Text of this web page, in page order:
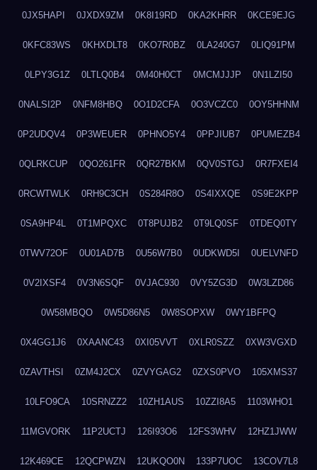
0JX5HAPI 0JXDX9ZM 0K8I19RD 0KA2KHRR 0KCE9EJG
0KFC83WS 0KHXDLT8 0KO7R0BZ 0LA240G7 0LIQ91PM
0LPY3G1Z 0LTLQ0B4 0M40H0CT 0MCMJJJP 0N1LZI50
0NALSI2P 0NFM8HBQ 0O1D2CFA 0O3VCZC0 0OY5HHNM
0P2UDQV4 0P3WEUER 0PHNO5Y4 0PPJIUB7 0PUMEZB4
0QLRKCUP 0QO261FR 0QR27BKM 0QV0STGJ 0R7FXEI4
0RCWTWLK 0RH9C3CH 0S284R8O 0S4IXXQE 0S9E2KPP
0SA9HP4L 0T1MPQXC 0T8PUJB2 0T9LQ0SF 0TDEQ0TY
0TWV72OF 0U01AD7B 0U56W7B0 0UDKWD5I 0UELVNFD
0V2IXSF4 0V3N6SQF 0VJAC930 0VY5ZG3D 0W3LZD86
0W58MBQO 0W5D86N5 0W8SOPXW 0WY1BFPQ
0X4GG1J6 0XAANC43 0XI05VVT 0XLR0SZZ 0XW3VGXD
0ZAVTHSI 0ZM4J2CX 0ZVYGAG2 0ZXS0PVO 105XMS37
10LFO9CA 10SRNZZ2 10ZH1AUS 10ZZI8A5 1103WHO1
11MGVORK 11P2UCTJ 126I93O6 12FS3WHV 12HZ1JWW
12K469CE 12QCPWZN 12UKQO0N 133P7UOC 13COV7L8